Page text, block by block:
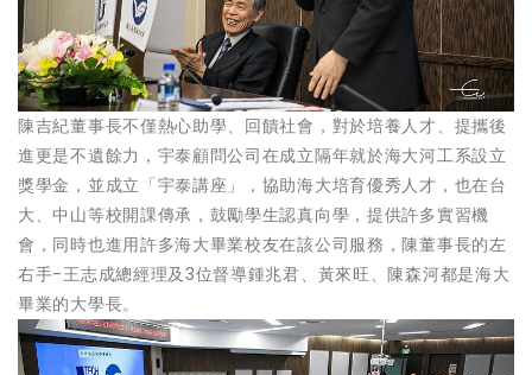
陳吉紀董事長不僅熱心助學、回饋社會，對於培養人才、提攜後
進更是不遺餘力，宇泰顧問公司在成立隔年就於海大河工系設立
獎學金，並成立「宇泰講座」，協助海大培育優秀人才，也在台
大、中山等校開課傳承，鼓勵學生認真向學，提供許多實習機
會，同時也進用許多海大畢業校友在該公司服務，陳董事長的左
右手-王志成總經理及3位督導鍾兆君、黃來旺、陳森河都是海大
畢業的大學長。